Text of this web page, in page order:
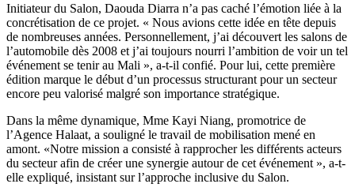
Initiateur du Salon, Daouda Diarra n’a pas caché l’émotion liée à la
concrétisation de ce projet. « Nous avions cette idée en tête depuis
de nombreuses années. Personnellement, j’ai découvert les salons de
l’automobile dès 2008 et j’ai toujours nourri l’ambition de voir un tel
événement se tenir au Mali », a-t-il confié. Pour lui, cette première
édition marque le début d’un processus structurant pour un secteur
encore peu valorisé malgré son importance stratégique.
Dans la même dynamique, Mme Kayi Niang, promotrice de
l’Agence Halaat, a souligné le travail de mobilisation mené en
amont. «Notre mission a consisté à rapprocher les différents acteurs
du secteur afin de créer une synergie autour de cet événement », a-t-
elle expliqué, insistant sur l’approche inclusive du Salon.